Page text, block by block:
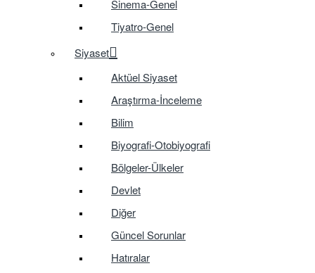
Sinema-Genel
Tiyatro-Genel
Siyaset
Aktüel Siyaset
Araştırma-İnceleme
Bilim
Biyografi-Otobiyografi
Bölgeler-Ülkeler
Devlet
Diğer
Güncel Sorunlar
Hatıralar